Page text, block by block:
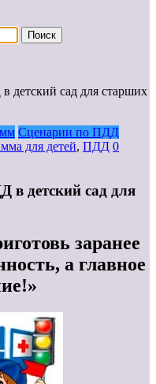
детский сад для старших
Сценарии по ПДД
для детей, ПДД 0
в детский сад для
заранее
а главное